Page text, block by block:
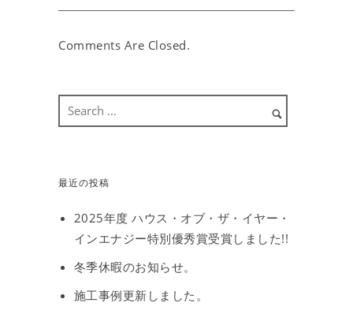
Comments Are Closed.
最近の投稿
2025年度 ハウス・オブ・ザ・イヤー・
インエナジー特別優秀賞受賞しました!!
冬季休暇のお知らせ。
施工事例更新しました。